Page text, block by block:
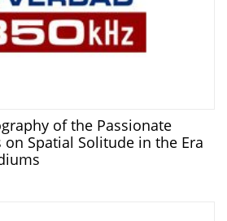
of the Passionate
Spatial Solitude in the Era